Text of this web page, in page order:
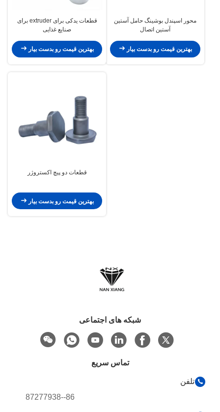
محور اسپندل بوشینگ حامل آستین
آستین اتصال
بهترین قیمت رو بدست بیار
قطعات یدکی برای extruder برای
صنایع غذایی
بهترین قیمت رو بدست بیار
قطعات دو پیچ اکستروژر
بهترین قیمت رو بدست بیار
شبکه های اجتماعی
تماس سریع
تلفن
86--87277938